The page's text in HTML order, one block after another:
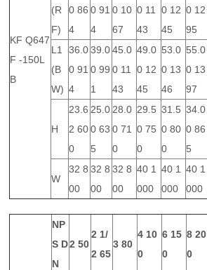
KF Q647
F -150L
B
(R
F)
0 86
4
0 91
4
0 10
67
0 11
43
0 12
45
0 12
95
L1
(B
W)
36.0
0 91
4
39.0
0 99
1
45.0
0 11
43
49.0
0 12
45
53.0
0 13
46
55.0
0 13
97
H
23.6
2 60
0
25.0
0 63
5
28.0
0 71
0
29.5
0 75
0
31.5
0 80
0
34.0
0 86
5
W
32 8
00
32 8
00
32 8
00
40 1
000
40 1
000
40 1
000
NP
S D
N
2 50
2 1/
2 65
3 80
4 10
0
6 15
0
8 20
0